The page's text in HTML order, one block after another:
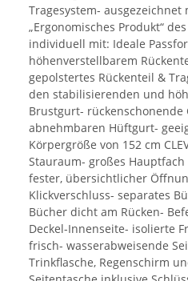
Tragesystem- ausgezeichnet
„Ergonomisches Produkt“
individuell mit: Ideale
höhenverstellbarem
gepolstertes Rückenteil &
den stabilisierenden und
Brustgurt-
abnehmbaren Hüftgurt-
Körpergröße von 152 cm
Stauraum- großes
fester, übersichtlicher
Klickverschluss- separates
Bücher dicht am Rücken-
Deckel-Innenseite- isolierte
frisch- wasserabweisende
Trinkflasche, Regenschirm